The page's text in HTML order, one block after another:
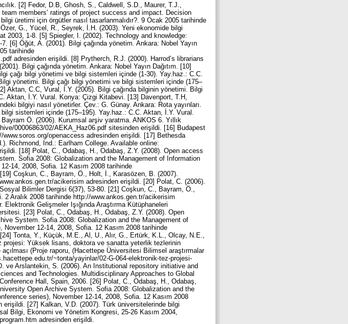
[2] Fedor, D.B, Ghosh, S., Caldwell, S.D., Maurer, T.J.,
members’ ratings of project success and impact. Decision
üretimi için örgütler nasıl tasarlanmalıdır?. 9 Ocak 2005 tarihinde
G., Yücel, R., Seyrek, İ.H. (2003). Yeni ekonomide bilgi
2003, 1-8. [5] Spiegler, I. (2002). Technology and knowledge:
[6] Öğüt, A. (2001). Bilgi çağında yönetim. Ankara: Nobel Yayın
tarihinde
adresinden erişildi. [8] Prytherch, R.J. (2000). Harrod’s librarians
Bilgi çağında yönetim. Ankara: Nobel Yayın Dağıtım. [10]
çağı bilgi yönetimi ve bilgi sistemleri içinde (1-30). Yay.haz.: C.C.
yönetimi. Bilgi çağı bilgi yönetimi ve bilgi sistemleri içinde (175–
Aktan, C.C, Vural, İ.Y. (2005). Bilgi çağında bilginin yönetimi. Bilgi
Aktan, İ.Y. Vural. Konya: Çizgi Kitabevi. [13] Davenport, T.H,
bilgiyi nasıl yönetirler. Çev.: G. Günay. Ankara: Rota yayınları.
sistemleri içinde (175–195). Yay.haz.: C.C. Aktan, İ.Y. Vural.
Ö. (2006). Kurumsal arşiv yaratma. ANKOS 6. Yıllık
00006863/02/AEKA_Haz06.pdf sitesinden erişildi. [16] Budapest
openaccess adresinden erişildi. [17] Bethesda
Richmond, Ind.: Earlham College. Available online:
[18] Polat, C., Odabaş, H., Odabaş, Z.Y. (2008). Open access
Sofia 2008: Globalization and the Management of Information
14, 2008, Sofia. 12 Kasım 2008 tarihinde
Coşkun, C., Bayram, Ö., Holt, İ., Karasözen, B. (2007).
acikerisim adresinden erişildi. [20] Polat, C. (2006).
Bilimler Dergisi 6(37), 53-80. [21] Coşkun, C., Bayram, Ö.,
Aralık 2008 tarihinde http://www.ankos.gen.tr/acikerisim
Gelişmeler Işığında Araştırma Kütüphaneleri
[23] Polat, C., Odabaş, H., Odabaş, Z.Y. (2008). Open
System. Sofia 2008: Globalization and the Management of
12-14, 2008, Sofia. 12 Kasım 2008 tarihinde
Tonta, Y., Küçük, M.E., Al, U., Alır, G., Ertürk, K.L., Olcay, N.E.,
Yüksek lisans, doktora ve sanatta yeterlik tezlerinin
(Proje raporu, (Hacettepe Üniversitesi Bilimsel araştırmalar
~tonta/yayinlar/02-G-064-elektronik-tez-projesi-
ve Arslantekin, S. (2006). An Institutional repository initiative and
and Technologies. Multidisciplinary Approaches to Global
Hall, Spain, 2006. [26] Polat, C., Odabaş, H., Odabaş,
Open Archive System. Sofia 2008: Globalization and the
series), November 12-14, 2008, Sofia. 12 Kasım 2008
[27] Kalkan, V.D. (2007). Türk üniversitelerinde bilgi
Bilgi, Ekonomi ve Yönetim Kongresi, 25-26 Kasım 2004,
adresinden erişildi.